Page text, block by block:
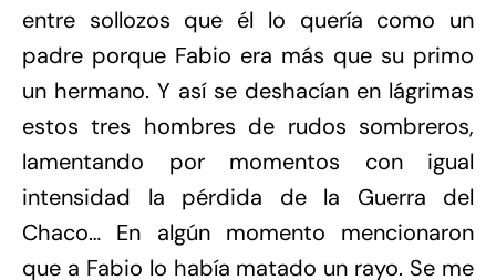
entre sollozos que él lo quería como un
padre porque Fabio era más que su primo
un hermano. Y así se deshacían en lágrimas
estos tres hombres de rudos sombreros,
lamentando por momentos con igual
intensidad la pérdida de la Guerra del
Chaco… En algún momento mencionaron
que a Fabio lo había matado un rayo. Se me